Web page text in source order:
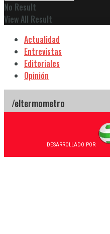
No Result
View All Result
Actualidad
Entrevistas
Editoriales
Opinión
DESARROLLADO POR